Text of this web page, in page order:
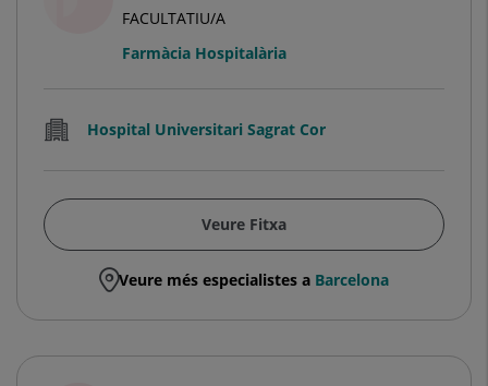
FACULTATIU/A
Farmàcia Hospitalària
Hospital Universitari Sagrat Cor
Veure Fitxa
Veure més especialistes a Barcelona